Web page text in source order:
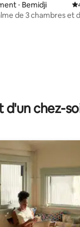
la base de 32
⋅ Bemidji
de 3 chambres et
d'un chez-